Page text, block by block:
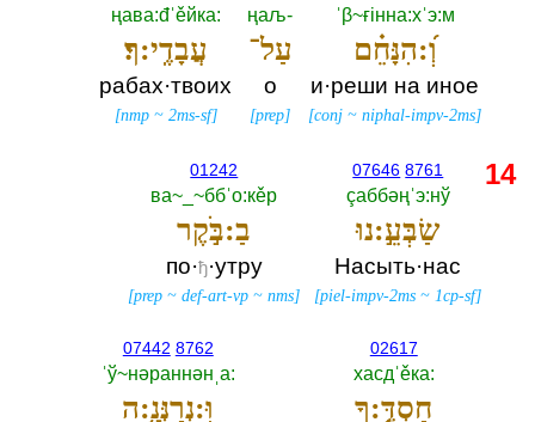
ˈβ~ғiнна:хˈэ:м
וְ֝:הִנָּחֵ֗ם
и·реши на иное
[conj ~niphal-impv-2ms]
ңаљ-‎
עַל־
о
[prep]
ңава:đˈěйка:‎
עֲבָדֶֽי:ךָ׃
рабах·твоих
[nmp~ 2ms-sf]
07646 8761
çаббәңˈэ:нў
שַׂבְּעֵ֣:נוּ
Насыть·нас
[piel-impv-2ms ~1cp-sf]
01242
ва~_~ббˈо:кěр
בַ:בֹּ֣קֶר
по·ђ·утру
[prep ~def-art-vp ~nms]
02617
хасдˈěка:‎
חַסְדֶּ֑:ךָ
07442 8762
ˈў~нәраннәнˌа:‎
וּֽ:נְרַנְּנָ֥:ה
14